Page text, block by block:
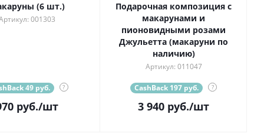
(6 шт.)
001303
49 руб. ?
руб./шт
Подарочная композиция с
макарунами и
пионовидными розами
Джульетта (макаруни по
наличию)
Артикул: 011047
CashBack 197 руб. ?
3 940 руб./шт